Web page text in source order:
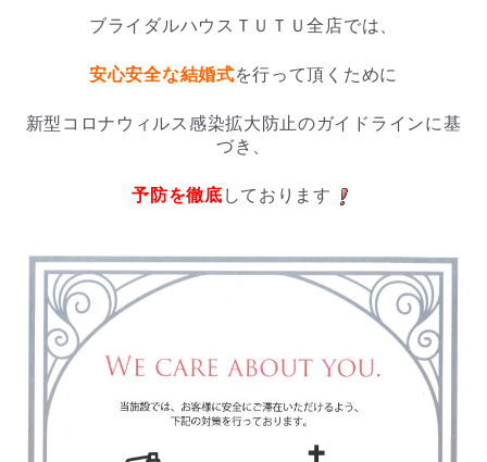
ブライダルハウスＴＵＴＵ全店では、
安心安全な結婚式を行って頂くために
新型コロナウィルス感染拡大防止のガイドラインに基
づき、
予防を徹底 しております